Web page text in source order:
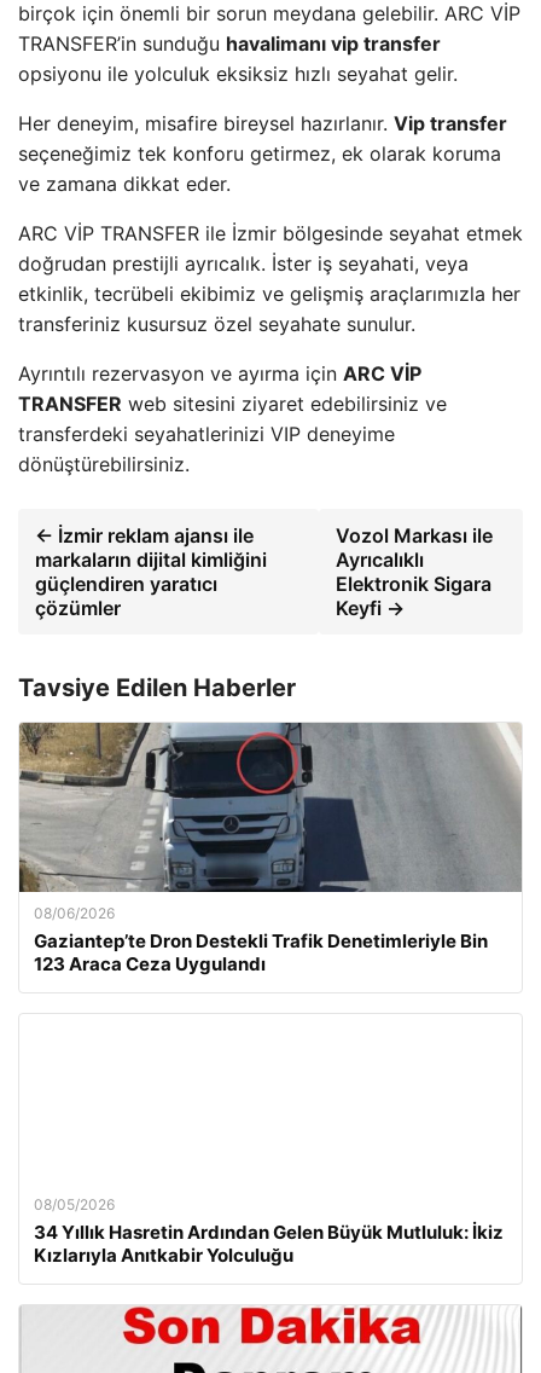
birçok için önemli bir sorun meydana gelebilir. ARC VİP
TRANSFER’in sunduğu havalimanı vip transfer
opsiyonu ile yolculuk eksiksiz hızlı seyahat gelir.
Her deneyim, misafire bireysel hazırlanır. Vip transfer
seçeneğimiz tek konforu getirmez, ek olarak koruma
ve zamana dikkat eder.
ARC VİP TRANSFER ile İzmir bölgesinde seyahat etmek
doğrudan prestijli ayrıcalık. İster iş seyahati, veya
etkinlik, tecrübeli ekibimiz ve gelişmiş araçlarımızla her
transferiniz kusursuz özel seyahate sunulur.
Ayrıntılı rezervasyon ve ayırma için ARC VİP
TRANSFER web sitesini ziyaret edebilirsiniz ve
transferdeki seyahatlerinizi VIP deneyime
dönüştürebilirsiniz.
← İzmir reklam ajansı ile
markaların dijital kimliğini
güçlendiren yaratıcı
çözümler
Vozol Markası ile
Ayrıcalıklı
Elektronik Sigara
Keyfi →
Tavsiye Edilen Haberler
08/06/2026
Gaziantep’te Dron Destekli Trafik Denetimleriyle Bin
123 Araca Ceza Uygulandı
08/05/2026
34 Yıllık Hasretin Ardından Gelen Büyük Mutluluk: İkiz
Kızlarıyla Anıtkabir Yolculuğu